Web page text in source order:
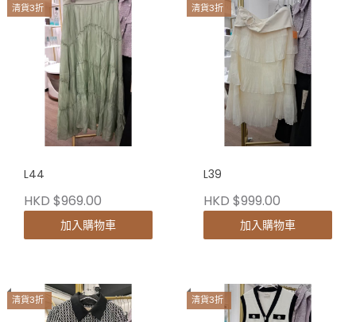
清貨3折
L44
HKD $969.00
加入購物車
清貨3折
L39
HKD $999.00
加入購物車
清貨3折 清貨3折